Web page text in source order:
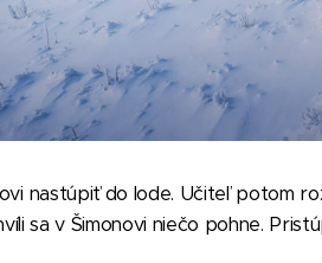
nastúpiť do lode. Učiteľ potom
sa v Šimonovi niečo pohne.